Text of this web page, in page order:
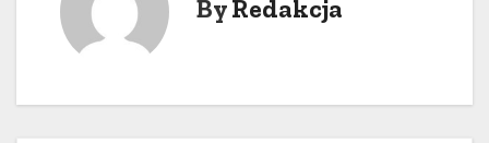
ByRedakcja